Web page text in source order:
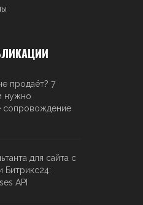
продаёт? 7
нужно
сопровождение
для сайта с
Битрикс24:
API